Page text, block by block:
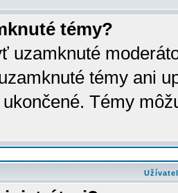
témy?
uzamknuté
témy ani
Témy